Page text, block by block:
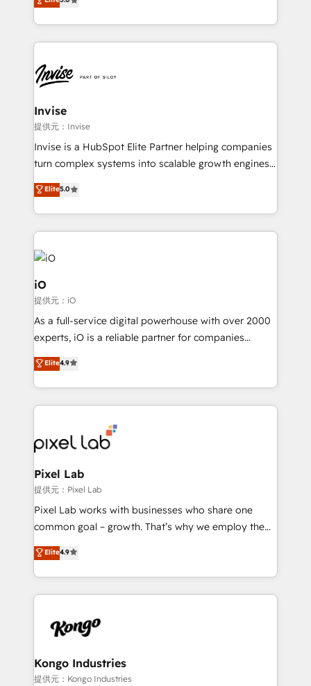
much Benelux companies as possible to be
bespoke approach for every client. Services include
business growth strategies, sales enablement, CRM
set-up, Migrations, Integrations, Enterprise level
Ops Hub Software, inbound marketing strategy,
content strategies, branding, HubSpot CMS,
bespoke web apps and growth driven design
websites. Experienced in helping Global B2B
Manufacturers, Fintech, Professional Services, IT and
SaaS industries.
Invise
提供元：Invise
Invise is a HubSpot Elite Partner helping companies
turn complex systems into scalable growth engines.
We combine strategy, technology and change
management to drive measurable results. As part of
the fast-growing Siloy Group, we unite more than
250+ HubSpot experts across Europe – ready to
build a CRM architecture optimized to support your
business goals. Talk to us if you’re looking to: -
Connect marketing, sales and operations around one
reliable source of truth - Unlock the full value of your
CRM and marketing data, not just implement a
system - Accelerate impact with a partner who
Elite5.0
iO
提供元：iO
As a full-service digital powerhouse with over 2000
experts, iO is a reliable partner for companies
looking to strengthen their position in the fields of
marketing, technology, content, strategy and
creation. iO combines in-depth knowledge on both
the marketing and technology end of HubSpot,
from end-to-end. Teams of marketing specialists,
developers, copywriters and designers work side by
side to meet the specific demands of every client
and project. Dedicated HubSpot teams combine all
skills for HubSpot projects from strategy to
implementation and training. Skilled in-house
complex API integrations with external platforms.
Working from several campuses across Belgium, The
such as Brussels Airport, Volvo, Farmaline, Agilitas,
Streamz and Michelin.
Elite4.9
Pixel Lab
提供元：Pixel Lab
Pixel Lab works with businesses who share one
common goal – growth. That’s why we employ the
latest innovations in disruptive technology in our
approach to web design, sales enablement and
inbound marketing that deliver month-on-month
growth for our client's businesses. These methods
exactly where your marketing budget is being used
and overall revenue to a level not feasible with
traditional methods. If you’re a frustrated marketing
Elite4.9
Kongo Industries
提供元：Kongo Industries